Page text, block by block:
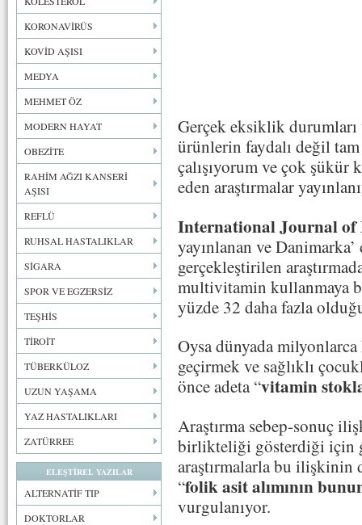
KORONAVİRÜS
KOVİD AŞISI
MEDYA
MEHMET ÖZ
MODERN HAYAT
OBEZİTE
RAHİM AĞZI KANSERİ
AŞISI
REFLÜ
RUHSAL HASTALIKLAR
SİGARA
SPOR VE EGZERSİZ
TEŞHİS
TİROİT
TÜBERKÜLOZ
UZUN YAŞAMA
YAZ HASTALIKLARI
ZATÜRREE
ELEŞTİREL YAZILAR
ALTERNATİF TIP
DOKTORLAR
Gerçek eksiklik durumları
ürünlerin faydalı değil
çalışıyorum ve çok şükür
eden araştırmalar
International Journal of
yayınlanan ve
gerçekleştirilen
multivitamin kullanmaya
yüzde 32 daha fazla
Oysa dünyada
geçirmek ve sağlıklı
önce adeta “vitamin
Araştırma sebep-sonuç
birlikteliği gösterdiği için
araştırmalarla bu
“folik asit alımının
vurgulanıyor.